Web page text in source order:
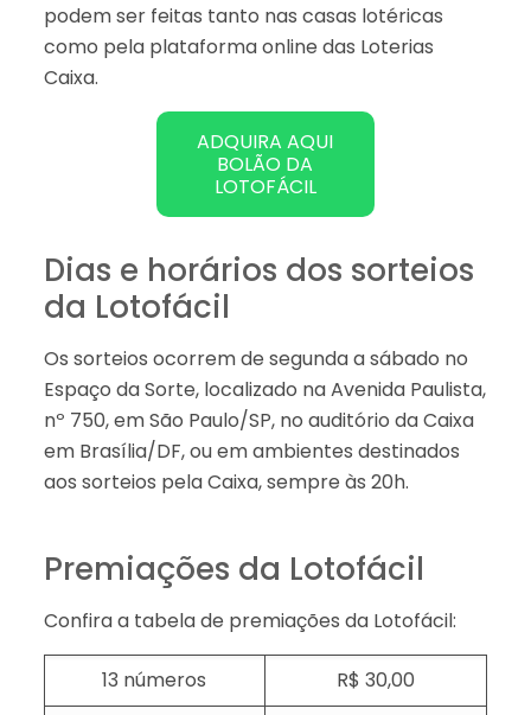
podem ser feitas tanto nas casas lotéricas
como pela plataforma online das Loterias
Caixa.
ADQUIRA AQUI
BOLÃO DA
LOTOFÁCIL
Dias e horários dos sorteios
da Lotofácil
Os sorteios ocorrem de segunda a sábado no
Espaço da Sorte, localizado na Avenida Paulista,
nº 750, em São Paulo/SP, no auditório da Caixa
em Brasília/DF, ou em ambientes destinados
aos sorteios pela Caixa, sempre às 20h.
Premiações da Lotofácil
Confira a tabela de premiações da Lotofácil:
13 números
R$ 30,00